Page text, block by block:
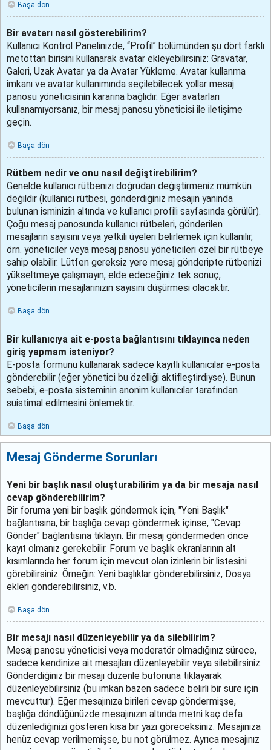
Başa dön
Bir avatarı nasıl gösterebilirim?
Kullanıcı Kontrol Panelinizde, “Profil” bölümünden şu dört farklı
metottan birisini kullanarak avatar ekleyebilirsiniz: Gravatar,
Galeri, Uzak Avatar ya da Avatar Yükleme. Avatar kullanma
imkanı ve avatar kullanımında seçilebilecek yollar mesaj
panosu yöneticisinin kararına bağlıdır. Eğer avatarları
kullanamıyorsanız, bir mesaj panosu yöneticisi ile iletişime
geçin.
Başa dön
Rütbem nedir ve onu nasıl değiştirebilirim?
Genelde kullanıcı rütbenizi doğrudan değiştirmeniz mümkün
değildir (kullanıcı rütbesi, gönderdiğiniz mesajın yanında
bulunan isminizin altında ve kullanıcı profili sayfasında görülür).
Çoğu mesaj panosunda kullanıcı rütbeleri, gönderilen
mesajların sayısını veya yetkili üyeleri belirlemek için kullanılır,
örn. yöneticiler veya mesaj panosu yöneticileri özel bir rütbeye
sahip olabilir. Lütfen gereksiz yere mesaj gönderipte rütbenizi
yükseltmeye çalışmayın, elde edeceğiniz tek sonuç,
yöneticilerin mesajlarınızın sayısını düşürmesi olacaktır.
Başa dön
Bir kullanıcıya ait e-posta bağlantısını tıklayınca neden
giriş yapmam isteniyor?
E-posta formunu kullanarak sadece kayıtlı kullanıcılar e-posta
gönderebilir (eğer yönetici bu özelliği aktifleştirdiyse). Bunun
sebebi, e-posta sisteminin anonim kullanıcılar tarafından
suistimal edilmesini önlemektir.
Başa dön
Mesaj Gönderme Sorunları
Yeni bir başlık nasıl oluşturabilirim ya da bir mesaja nasıl
cevap gönderebilirim?
Bir foruma yeni bir başlık göndermek için, "Yeni Başlık"
bağlantısına, bir başlığa cevap göndermek içinse, "Cevap
Gönder" bağlantısına tıklayın. Bir mesaj göndermeden önce
kayıt olmanız gerekebilir. Forum ve başlık ekranlarının alt
kısımlarında her forum için mevcut olan izinlerin bir listesini
görebilirsiniz. Örneğin: Yeni başlıklar gönderebilirsiniz, Dosya
ekleri gönderebilirsiniz, v.b.
Başa dön
Bir mesajı nasıl düzenleyebilir ya da silebilirim?
Mesaj panosu yöneticisi veya moderatör olmadığınız sürece,
sadece kendinize ait mesajları düzenleyebilir veya silebilirsiniz.
Gönderdiğiniz bir mesajı düzenle butonuna tıklayarak
düzenleyebilirsiniz (bu imkan bazen sadece belirli bir süre için
mevcuttur). Eğer mesajınıza birileri cevap göndermişse,
başlığa döndüğünüzde mesajınızın altında metni kaç defa
düzenlediğinizi gösteren kısa bir yazı göreceksiniz. Mesajınıza
henüz cevap verilmemişse, bu not görülmez. Ayrıca mesajınız